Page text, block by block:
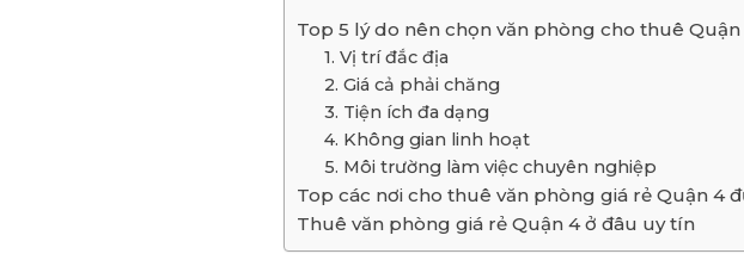
Top 5 lý do nên chọn văn phòng cho thuê Quận
1. Vị trí đắc địa
2. Giá cả phải chăng
3. Tiện ích đa dạng
4. Không gian linh hoạt
5. Môi trường làm việc chuyên nghiệp
Top các nơi cho thuê văn phòng giá rẻ Quận 4
Thuê văn phòng giá rẻ Quận 4 ở đâu uy tín